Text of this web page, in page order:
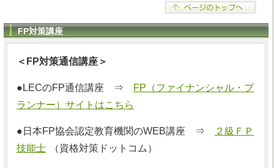
FP対策講座
＜FP対策通信講座＞
●LECのFP通信講座 ⇒
FP（ファイナンシャル・プ
ランナー）サイトはこちら
●日本FP協会認定教育機関のWEB講座 ⇒
２級ＦＰ
技能士
（資格対策ドットコム）